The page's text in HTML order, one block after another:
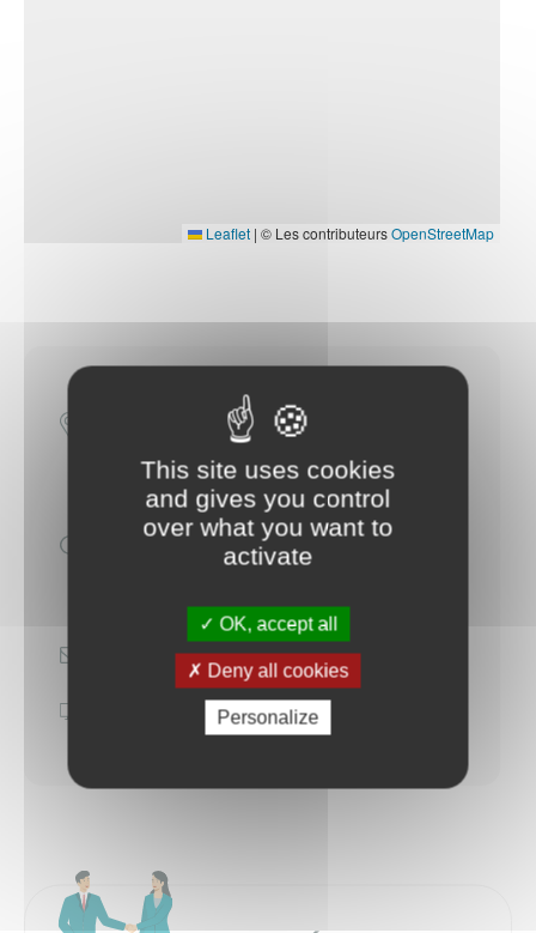
Leaflet | © Les contributeursOpenStreetMap
1, rue du Commandant Cousteau
14250 Audrieu
mercredi : 17h - 18h30
samedi : 11h15 - 12h30
entre juillet et septembre.
Courriel
Site internet
This site uses cookies
and gives you control
over what you want to
activate
OK, accept all
Deny all cookies
Personalize